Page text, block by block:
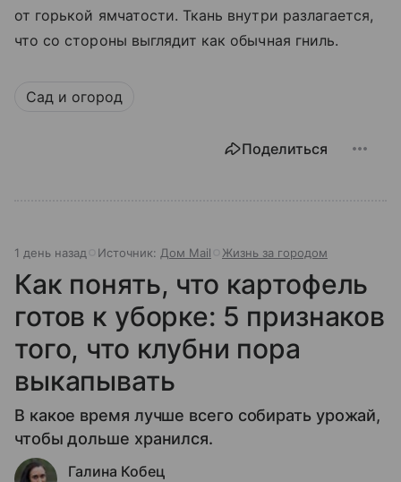
от горькой ямчатости. Ткань внутри разлагается,
что со стороны выглядит как обычная гниль.
Сад и огород
Поделиться
1 день назад Источник: Дом Mail Жизнь за городом
Как понять, что картофель
готов к уборке: 5 признаков
того, что клубни пора
выкапывать
В какое время лучше всего собирать урожай,
чтобы дольше хранился.
Галина Кобец